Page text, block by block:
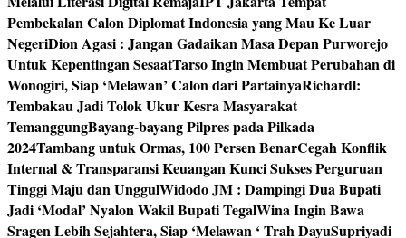
Pembekalan Calon Diplomat Indonesia yang Mau Ke Luar
NegeriDion Agasi : Jangan Gadaikan Masa Depan Purworejo
Untuk Kepentingan SesaatTarso Ingin Membuat Perubahan di
Wonogiri, Siap ‘Melawan’ Calon dari PartainyaRichardl:
Tembakau Jadi Tolok Ukur Kesra Masyarakat
TemanggungBayang-bayang Pilpres pada Pilkada
2024Tambang untuk Ormas, 100 Persen BenarCegah Konflik
Internal & Transparansi Keuangan Kunci Sukses Perguruan
Tinggi Maju dan UnggulWidodo JM : Dampingi Dua Bupati
Jadi ‘Modal’ Nyalon Wakil Bupati TegalWina Ingin Bawa
Sragen Lebih Sejahtera, Siap ‘Melawan ‘ Trah DayuSupriyadi